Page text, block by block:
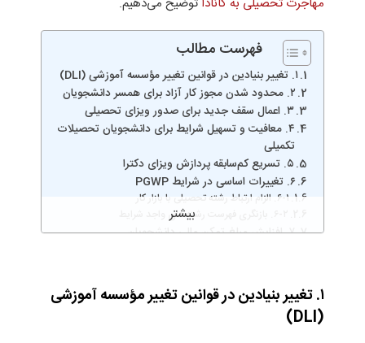
فهرست مطالب
۱. تغییر بنیادین در قوانین تغییر مؤسسه آموزشی (DLI)
۲. محدود شدن مجوز کار آزاد برای همسر دانشجویان
۳. اعمال سقف جدید برای صدور ویزای تحصیلی
۴. معافیت و تسهیل شرایط برای دانشجویان تحصیلات
تکمیلی
۵. تسریع کم‌سابقه پردازش ویزای دکترا
۶. تغییرات اساسی در شرایط PGWP
۶-۱. الزام ارتباط رشته تحصیلی با بازار کار
۷. افزایش مبلغ تمکن مالی دانشجویان
۱. تغییر بنیادین در قوانین تغییر مؤسسه آموزشی
(DLI)